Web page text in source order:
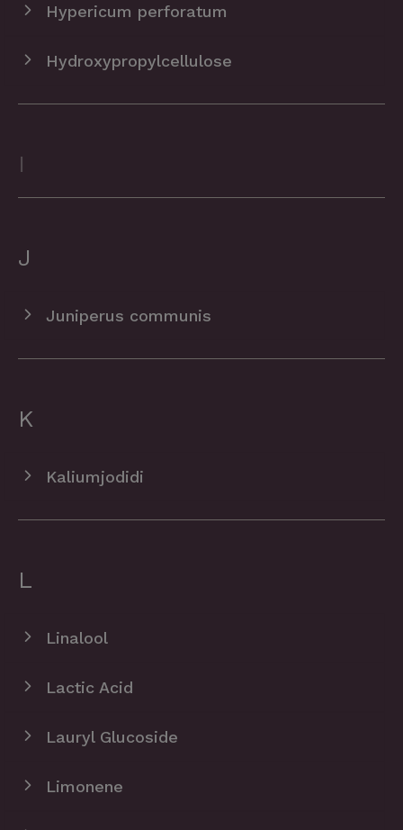
Hypericum perforatum
Hydroxypropylcellulose
I
J
Juniperus communis
K
Kaliumjodidi
L
Linalool
Lactic Acid
Lauryl Glucoside
Limonene